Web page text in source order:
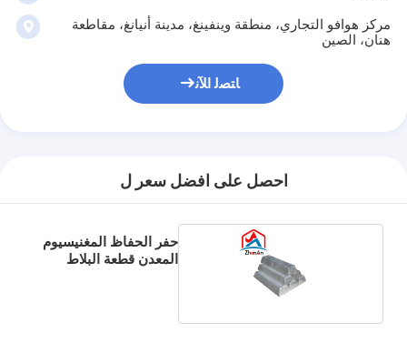
مركز هوافو التجاري، منطقة وينفينغ، مدينة أنيانغ، مقاطعة
هنان، الصين
ﺎﺘﺼﻟ ﺍﻶﻧ
احصل على افضل سعر ل
حفر الحفاظ المغنيسيوم
المعدن قطعة البلاط